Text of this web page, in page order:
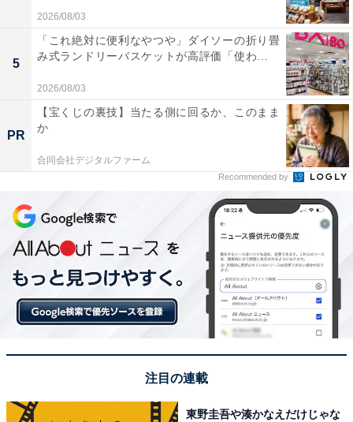
2026/08/03
5
「これ絶対に便利なやつや」ダイソーの折り畳
み式ランドリーバスケットが高評価「使わ...
2026/08/03
PR
【宝くじの裏技】当たる側に回るか、このまま
か
合同会社デジタルファーム
Recommended by
注目の連載
東野圭吾や湊かなえだけじゃな